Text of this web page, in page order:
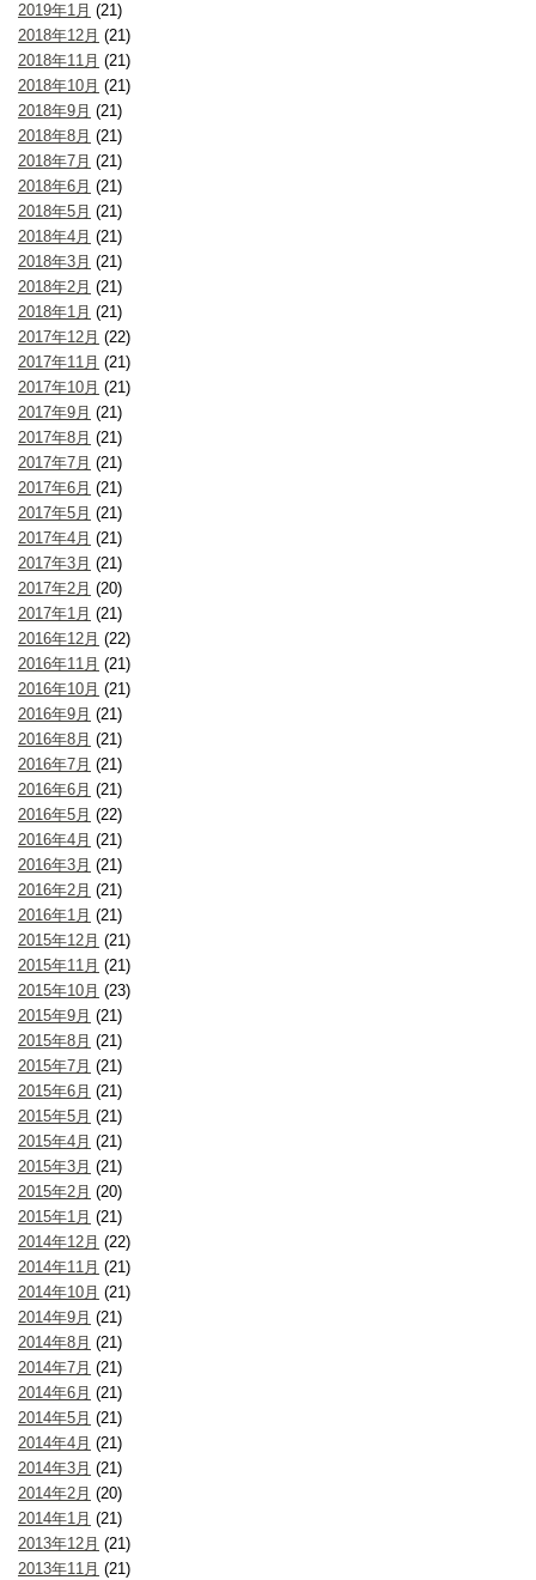
2019年1月 (21)
2018年12月 (21)
2018年11月 (21)
2018年10月 (21)
2018年9月 (21)
2018年8月 (21)
2018年7月 (21)
2018年6月 (21)
2018年5月 (21)
2018年4月 (21)
2018年3月 (21)
2018年2月 (21)
2018年1月 (21)
2017年12月 (22)
2017年11月 (21)
2017年10月 (21)
2017年9月 (21)
2017年8月 (21)
2017年7月 (21)
2017年6月 (21)
2017年5月 (21)
2017年4月 (21)
2017年3月 (21)
2017年2月 (20)
2017年1月 (21)
2016年12月 (22)
2016年11月 (21)
2016年10月 (21)
2016年9月 (21)
2016年8月 (21)
2016年7月 (21)
2016年6月 (21)
2016年5月 (22)
2016年4月 (21)
2016年3月 (21)
2016年2月 (21)
2016年1月 (21)
2015年12月 (21)
2015年11月 (21)
2015年10月 (23)
2015年9月 (21)
2015年8月 (21)
2015年7月 (21)
2015年6月 (21)
2015年5月 (21)
2015年4月 (21)
2015年3月 (21)
2015年2月 (20)
2015年1月 (21)
2014年12月 (22)
2014年11月 (21)
2014年10月 (21)
2014年9月 (21)
2014年8月 (21)
2014年7月 (21)
2014年6月 (21)
2014年5月 (21)
2014年4月 (21)
2014年3月 (21)
2014年2月 (20)
2014年1月 (21)
2013年12月 (21)
2013年11月 (21)